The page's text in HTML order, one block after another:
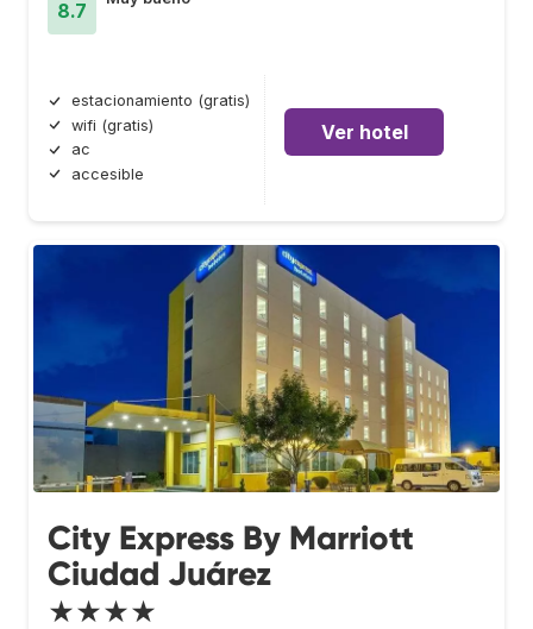
8.7
estacionamiento (gratis)
wifi (gratis)
ac
accesible
Ver hotel
City Express By Marriott
Ciudad Juárez
★★★★